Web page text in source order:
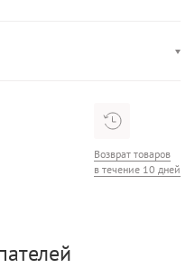
Возврат товаров
в течение 10 дней